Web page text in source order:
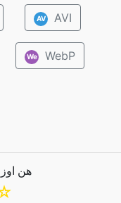
AV AVI
We WebP
هن